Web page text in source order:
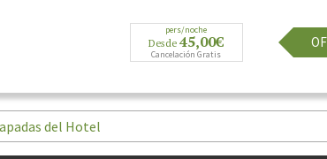
pers/noche
Desde45,00€
Cancelación Gratis
del Hotel